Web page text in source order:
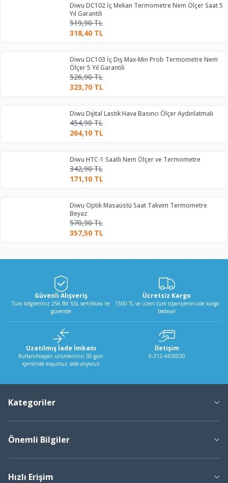
Diwu DC102 İç Mekan Termometre Nem Ölçer Saat 5
Yıl Garantili
519,90TL
318,40 TL
Diwu DC103 İç Dış Max-Min Prob Termometre Nem
Ölçer 5 Yıl Garantili
526,90TL
323,70 TL
Diwu Dijital Lastik Hava Basıncı Ölçer Aydınlatmalı
454,90TL
264,10 TL
Diwu HTC-1 Saatli Nem Ölçer ve Termometre
342,90TL
171,10 TL
Diwu Optik Masaüstü Saat Takvim Termometre
Beyaz
570,90TL
357,50 TL
Güvenli Alışveriş
Tüm bilgileriniz 256 Bit SSL sertifikası ile
güvende
Ücretsiz Kargo
1500 TL ve üzeri tüm siparişlerinizde kargo
bedava!
Uzatılmış İade İmkanı
Kullanılmayan ürünlerinizi 30 gün
içerisinde koşulsuz iade alıyoruz
İletişim
0-312-4420030
Kategoriler
Önemli Bilgiler
Hızlı Erişim